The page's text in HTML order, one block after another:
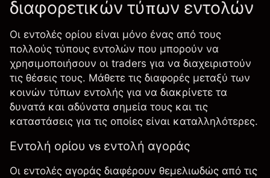
διαφορετικών τύπων εντολών
Οι εντολές ορίου είναι μόνο ένας από τους
πολλούς τύπους εντολών που μπορούν να
χρησιμοποιήσουν οι traders για να διαχειριστούν
τις θέσεις τους. Μάθετε τις διαφορές μεταξύ των
κοινών τύπων εντολής για να διακρίνετε τα
δυνατά και αδύνατα σημεία τους και τις
καταστάσεις για τις οποίες είναι καταλληλότερες.
Εντολή ορίου vs εντολή αγοράς
Οι εντολές αγοράς διαφέρουν θεμελιωδώς από τις